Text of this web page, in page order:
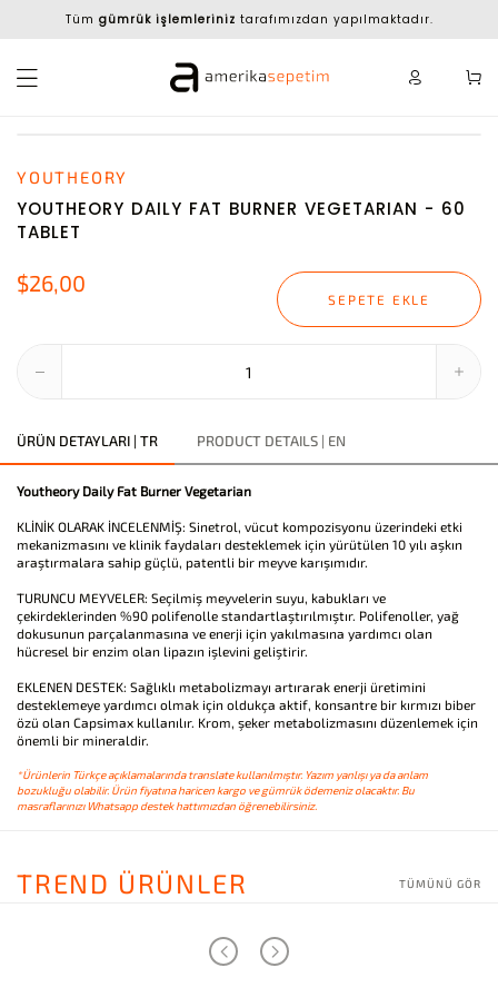
Tüm gümrük işlemleriniz tarafımızdan yapılmaktadır.
YOUTHEORY
YOUTHEORY DAILY FAT BURNER VEGETARIAN - 60
TABLET
$26,00
SEPETE EKLE
ÜRÜN DETAYLARI | TR PRODUCT DETAILS | EN
Youtheory Daily Fat Burner Vegetarian
KLİNİK OLARAK İNCELENMİŞ: Sinetrol, vücut kompozisyonu üzerindeki etki
mekanizmasını ve klinik faydaları desteklemek için yürütülen 10 yılı aşkın
araştırmalara sahip güçlü, patentli bir meyve karışımıdır.
TURUNCU MEYVELER: Seçilmiş meyvelerin suyu, kabukları ve
çekirdeklerinden %90 polifenolle standartlaştırılmıştır. Polifenoller, yağ
dokusunun parçalanmasına ve enerji için yakılmasına yardımcı olan
hücresel bir enzim olan lipazın işlevini geliştirir.
EKLENEN DESTEK: Sağlıklı metabolizmayı artırarak enerji üretimini
desteklemeye yardımcı olmak için oldukça aktif, konsantre bir kırmızı biber
özü olan Capsimax kullanılır. Krom, şeker metabolizmasını düzenlemek için
önemli bir mineraldir.
*Ürünlerin Türkçe açıklamalarında translate kullanılmıştır. Yazım yanlışı ya da anlam
bozukluğu olabilir. Ürün fiyatına haricen kargo ve gümrük ödemeniz olacaktır. Bu
masraflarınızı Whatsapp destek hattımızdan öğrenebilirsiniz.
TREND ÜRÜNLER TÜMÜNÜ GÖR